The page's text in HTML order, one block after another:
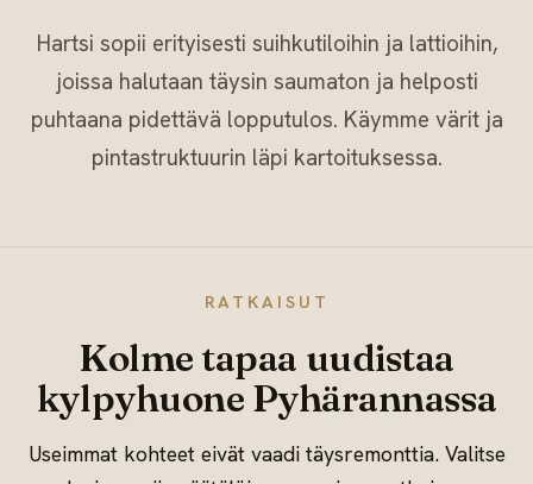
Hartsi sopii erityisesti suihkutiloihin ja lattioihin,
joissa halutaan täysin saumaton ja helposti
puhtaana pidettävä lopputulos. Käymme värit ja
pintastruktuurin läpi kartoituksessa.
RATKAISUT
Kolme tapaa uudistaa
kylpyhuone Pyhärannassa
Useimmat kohteet eivät vaadi täysremonttia. Valitse